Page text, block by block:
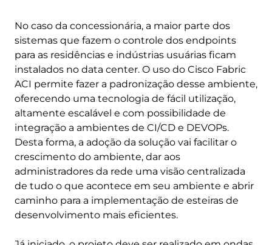
No caso da concessionária, a maior parte dos
sistemas que fazem o controle dos endpoints
para as residências e indústrias usuárias ficam
instalados no data center. O uso do Cisco Fabric
ACI permite fazer a padronização desse ambiente,
oferecendo uma tecnologia de fácil utilização,
altamente escalável e com possibilidade de
integração a ambientes de CI/CD e DEVOPs.
Desta forma, a adoção da solução vai facilitar o
crescimento do ambiente, dar aos
administradores da rede uma visão centralizada
de tudo o que acontece em seu ambiente e abrir
caminho para a implementação de esteiras de
desenvolvimento mais eficientes.